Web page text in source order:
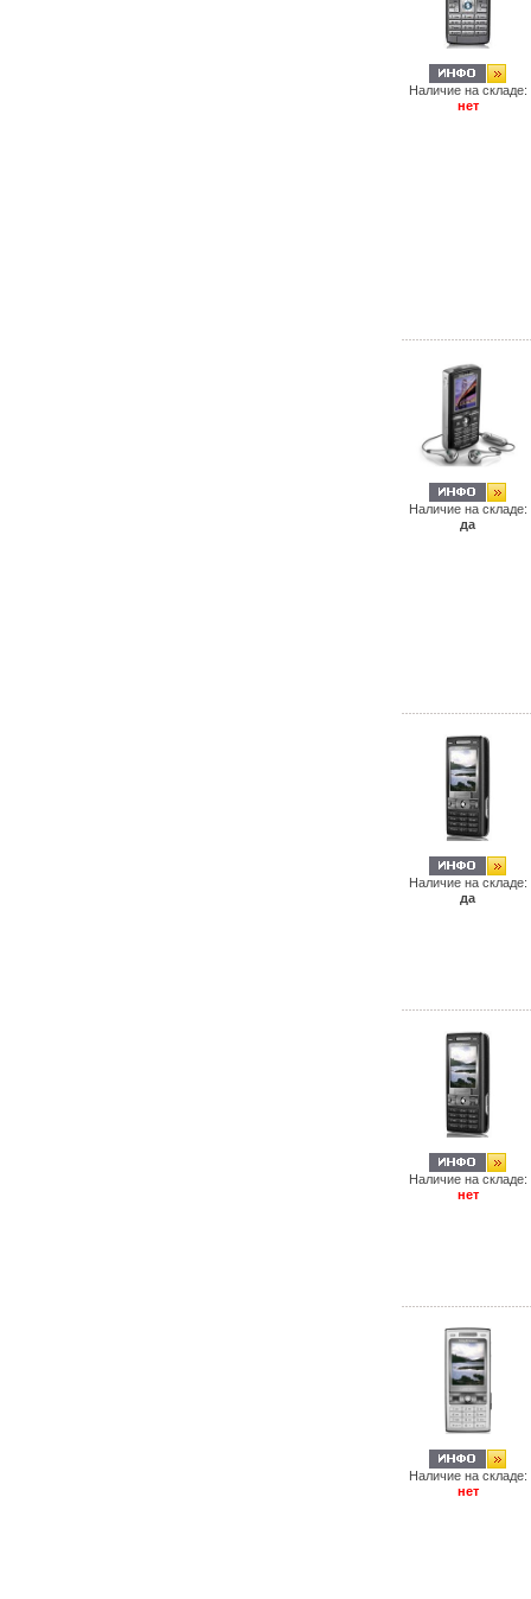
Наличие на складе:
нет
Наличие на складе:
да
Наличие на складе:
да
Наличие на складе:
нет
Наличие на складе:
нет